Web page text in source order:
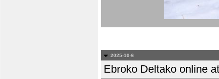
2025-10-6
Ebroko Deltako online